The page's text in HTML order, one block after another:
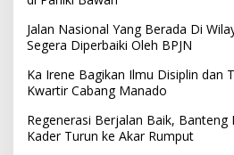
Jalan Nasional Yang Berada Di
Segera Diperbaiki Oleh BPJN
Ka Irene Bagikan Ilmu Disiplin dan
Kwartir Cabang Manado
Regenerasi Berjalan Baik, Banteng
Kader Turun ke Akar Rumput